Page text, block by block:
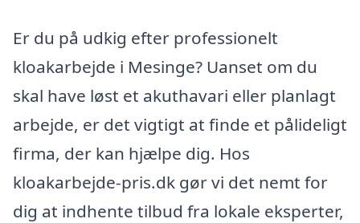
Er du på udkig efter professionelt
kloakarbejde i Mesinge? Uanset om du
skal have løst et akuthavari eller planlagt
arbejde, er det vigtigt at finde et pålideligt
firma, der kan hjælpe dig. Hos
kloakarbejde-pris.dk gør vi det nemt for
dig at indhente tilbud fra lokale eksperter,